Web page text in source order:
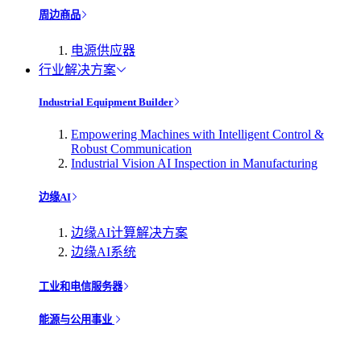
周边商品
电源供应器
行业解决方案
Industrial Equipment Builder
Empowering Machines with Intelligent Control &
Robust Communication
Industrial Vision AI Inspection in Manufacturing
边缘AI
边缘AI计算解决方案
边缘AI系统
工业和电信服务器
能源与公用事业